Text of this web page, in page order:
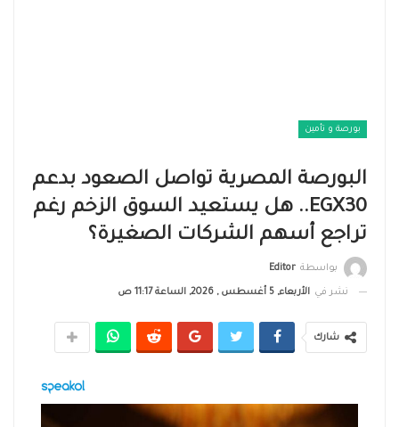
بورصة و تأمين
البورصة المصرية تواصل الصعود بدعم
EGX30.. هل يستعيد السوق الزخم رغم
تراجع أسهم الشركات الصغيرة؟
بواسطة Editor
نشر في الأربعاء, 5 أغسطس , 2026, الساعة 11:17 ص
شارك